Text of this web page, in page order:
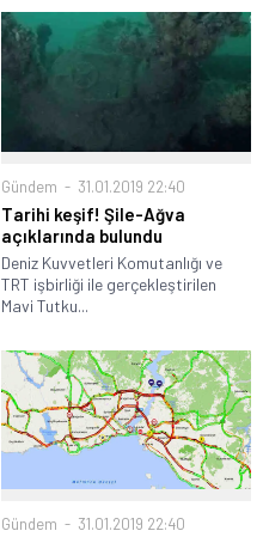
Gündem 31.01.2019 22:40
Tarihi keşif! Şile-Ağva
açıklarında bulundu
Deniz Kuvvetleri Komutanlığı ve
TRT işbirliği ile gerçekleştirilen
Mavi Tutku...
Gündem 31.01.2019 22:40